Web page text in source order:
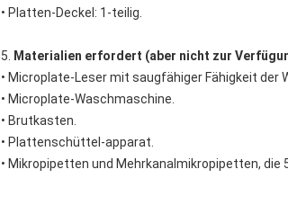
• Platten-Deckel: 1-teilig.
5. Materialien erfordert (aber nicht zur
• Microplate-Leser mit saugfähiger Fähigkeit der
• Microplate-Waschmaschine.
• Brutkasten.
• Plattenschüttel-apparat.
• Mikropipetten und Mehrkanalmikropipetten, die